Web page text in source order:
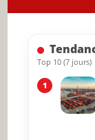
Top 10 (7 jours)
1